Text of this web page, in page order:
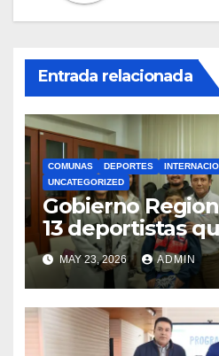
Entrada relacionada
COMUNAS DEPORTES
UNCATEGORIZED
Gobierno
13 deportistas
bandera maulina
competencias
internacionales
MAY 23, 2026 ADMIN